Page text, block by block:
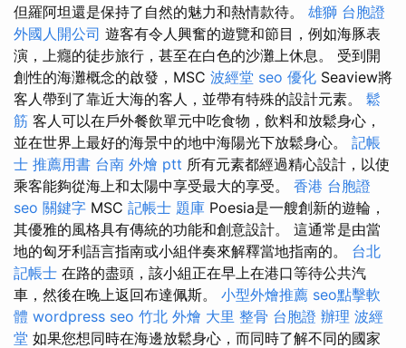
但羅阿坦還是保持了自然的魅力和熱情款待。 雄獅 台胞證
外國人開公司 遊客有令人興奮的遊覽和節目，例如海豚表
演，上癮的徒步旅行，甚至在白色的沙灘上休息。 受到開
創性的海灘概念的啟發，MSC 波經堂 seo 優化 Seaview將
客人帶到了靠近大海的客人，並帶有特殊的設計元素。 鬆
筋 客人可以在戶外餐飲單元中吃食物，飲料和放鬆身心，
並在世界上最好的海景中的地中海陽光下放鬆身心。 記帳
士 推薦用書 台南 外燴 ptt 所有元素都經過精心設計，以使
乘客能夠從海上和太陽中享受最大的享受。 香港 台胞證
seo 關鍵字 MSC 記帳士 題庫 Poesia是一艘創新的遊輪，
其優雅的風格具有傳統的功能和創意設計。 這通常是由當
地的匈牙利語言指南或小組伴奏來解釋當地指南的。 台北
記帳士 在路的盡頭，該小組正在早上在港口等待公共汽
車，然後在晚上返回布達佩斯。 小型外燴推薦 seo點擊軟
體 wordpress seo 竹北 外燴 大里 整骨 台胞證 辦理 波經
堂 如果您想同時在海邊放鬆身心，而同時了解不同的國家